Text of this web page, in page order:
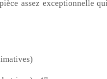
assez exceptionnelle